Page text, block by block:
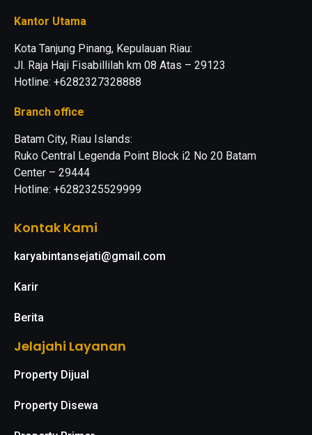
Kantor Utama
Kota Tanjung Pinang, Kepulauan Riau:
Jl. Raja Haji Fisabillilah km 08 Atas – 29123
Hotline: +6282327328888
Branch office
Batam City, Riau Islands:
Ruko Central Legenda Point Block i2 No 20 Batam
Center – 29444
Hotline: +6282325529999
Kontak Kami
karyabintansejati@gmail.com
Karir
Berita
Jelajahi Layanan
Property Dijual
Property Disewa